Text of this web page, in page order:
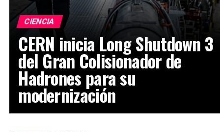
CIENCIA
CERN inicia Long Shutdown 3
del Gran Colisionador de
Hadrones para su
modernización